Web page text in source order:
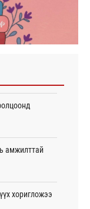
амжилттай
хоригложээ